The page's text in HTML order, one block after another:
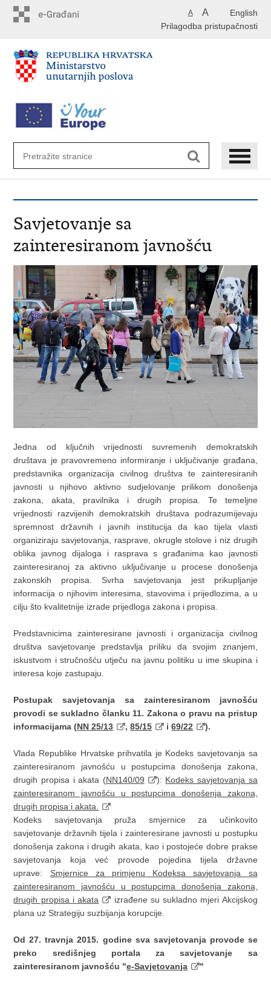
English
A A
Prilagodba pristupačnosti
Savjetovanje sa
zainteresiranom javnošću
Jedna od ključnih vrijednosti suvremenih demokratskih
društava je pravovremeno informiranje i uključivanje građana,
predstavnika organizacija civilnog društva te zainteresiranih
javnosti u njihovo aktivno sudjelovanje prilikom donošenja
zakona, akata, pravilnika i drugih propisa. Te temeljne
vrijednosti razvijenih demokratskih društava podrazumijevaju
spremnost državnih i javnih institucija da kao tijela vlasti
organiziraju savjetovanja, rasprave, okrugle stolove i niz drugih
oblika javnog dijaloga i rasprava s građanima kao javnosti
zainteresiranoj za aktivno uključivanje u procese donošenja
zakonskih propisa. Svrha savjetovanja jest prikupljanje
informacija o njihovim interesima, stavovima i prijedlozima, a u
cilju što kvalitetnije izrade prijedloga zakona i propisa.
Predstavnicima zainteresirane javnosti i organizacija civilnog
društva savjetovanje predstavlja priliku da svojim znanjem,
iskustvom i stručnošću utječu na javnu politiku u ime skupina i
interesa koje zastupaju.
Postupak savjetovanja sa zainteresiranom javnošću
provodi se sukladno članku 11. Zakona o pravu na pristup
informacijama (NN 25/13 ,85/15 i69/22 ).
Vlada Republike Hrvatske prihvatila je Kodeks savjetovanja sa
zainteresiranom javnošću u postupcima donošenja zakona,
drugih propisa i akata (NN140/09 ): Kodeks savjetovanja sa
zainteresiranom javnošću u postupcima donošenja zakona,
drugih propisa i akata.
Kodeks savjetovanja pruža smjernice za učinkovito
savjetovanje državnih tijela i zainteresirane javnosti u postupku
donošenja zakona i drugih akata, kao i postojeće dobre prakse
savjetovanja koja već provode pojedina tijela državne
uprave: Smjernice za primjenu Kodeksa savjetovanja sa
zainteresiranom javnošću u postupcima donošenja zakona,
drugih propisa i akata
izrađene su sukladno mjeri Akcijskog
plana uz Strategiju suzbijanja korupcije.
Od 27. travnja 2015. godine sva savjetovanja provode se
preko središnjeg portala za savjetovanje sa
zainteresiranom javnošću "e-Savjetovanja "